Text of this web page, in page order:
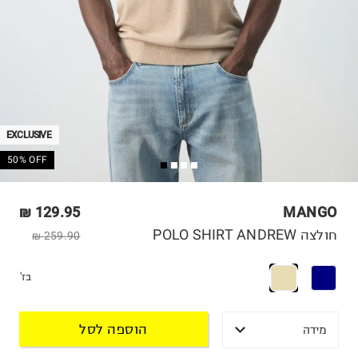
EXCLUSIVE
50% OFF
MANGO
129.95 ₪
259.90 ₪ חולצה POLO SHIRT ANDREW
בז'
מידה הוספה לסל